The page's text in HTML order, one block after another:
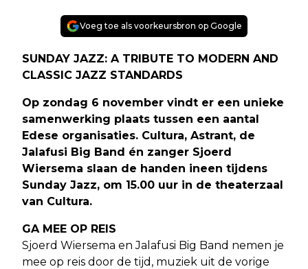
Voeg toe als voorkeursbron op Google
SUNDAY JAZZ: A TRIBUTE TO MODERN AND
CLASSIC JAZZ STANDARDS
Op zondag 6 november vindt er een unieke
samenwerking plaats tussen een aantal
Edese organisaties. Cultura, Astrant, de
Jalafusi Big Band én zanger Sjoerd
Wiersema slaan de handen ineen tijdens
Sunday Jazz, om 15.00 uur in de theaterzaal
van Cultura.
GA MEE OP REIS
Sjoerd Wiersema en Jalafusi Big Band nemen je
mee op reis door de tijd, muziek uit de vorige